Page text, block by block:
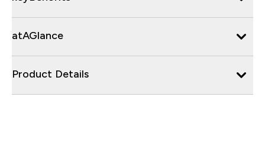
atAGlance
Product Details